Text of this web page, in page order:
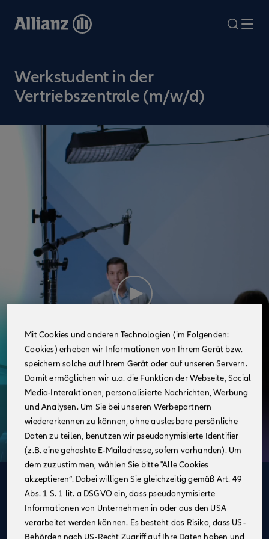
zum
search
Werkstudent in der
Vertriebszentrale (m/w/d)
Deine Vorteile
im Vertrieb der Allianz
Mobiles Arbeiten:Du hast die Möglichkeit, von
Mit Cookies und anderen Technologien (im Folgenden:
Cookies) erheben wir Informationen von Ihrem Gerät bzw.
speichern solche auf Ihrem Gerät oder auf unseren Servern.
Damit ermöglichen wir u.a. die Funktion der Webseite, Social
Media-Interaktionen, personalisierte Nachrichten, Werbung
und Analysen. Um Sie bei unseren Werbepartnern
wiedererkennen zu können, ohne auslesbare persönliche
Daten zu teilen, benutzen wir pseudonymisierte Identifier
(z.B. eine gehashte E-Mailadresse, sofern vorhanden). Um
dem zuzustimmen, wählen Sie bitte "Alle Cookies
akzeptieren“. Dabei willigen Sie gleichzeitig gemäß Art. 49
Abs. 1 S. 1 lit. a DSGVO ein, dass pseudonymisierte
Informationen von Unternehmen in oder aus den USA
verarbeitet werden können. Es besteht das Risiko, dass US-
Behörden nach US-Recht Zugriff auf Ihre Daten haben und